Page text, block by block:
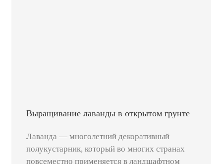
Выращивание лаванды в открытом грунте
Лаванда — многолетний декоративный
полукустарник, который во многих странах
повсеместно применяется в ландшафтном